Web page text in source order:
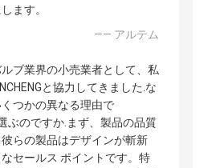
ます。
—— アルテム
ブ業界の小売業者として、私
と協力してきました.な
つかの異なる理由で
ぶのですか.まず、製品の品質
らの製品はデザインが斬新
セールス ポイントです。特